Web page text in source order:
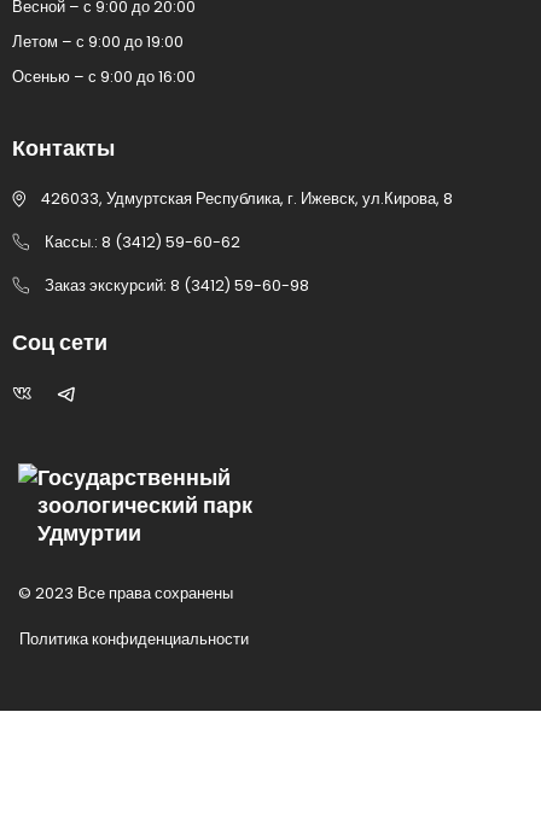
Государственный
зоологический парк
Удмуртии
© 2023 Все права сохранены
Политика конфиденциальности
Весной – с 9:00 до 20:00
Летом – с 9:00 до 19:00
Осенью – с 9:00 до 16:00
Контакты
426033, Удмуртская Республика, г. Ижевск, ул.Кирова, 8
Кассы.: 8 (3412) 59-60-62
Заказ экскурсий: 8 (3412) 59-60-98
Соц сети